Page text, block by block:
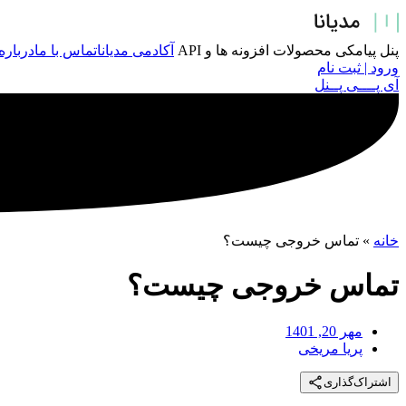
پرش
به
محتوا
پنل پیامکی محصولات افزونه ها و API آکادمی مدیاناتماس با ما
ورود | ثبت نام
آی پــــی پــنل
خانه » تماس خروجی چیست؟
تماس خروجی چیست؟
مهر 20, 1401
پریا مریخی
اشتراک‌گذاری